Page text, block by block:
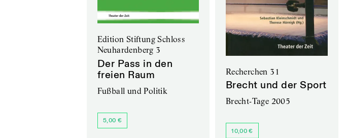
Edition Stiftung Schloss
Neuhardenberg 3
Der Pass in den
freien Raum
Fußball und Politik
5,00 €
Recherchen 31
Brecht und der Sport
Brecht-Tage 2005
10,00 €